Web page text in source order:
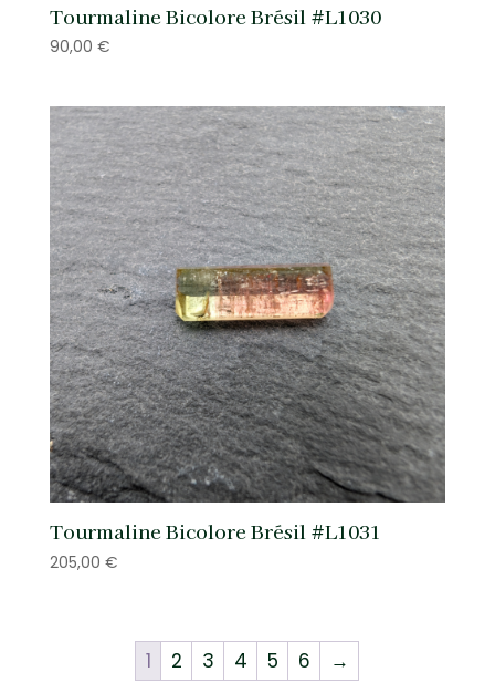
Tourmaline Bicolore Brésil #L1030
90,00 €
Tourmaline Bicolore Brésil #L1031
205,00 €
1 2 3 4 5 6 →